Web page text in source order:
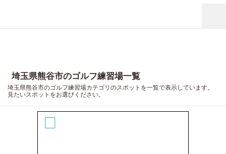
埼玉県熊谷市のゴルフ練習場一覧
埼玉県熊谷市のゴルフ練習場カテゴリのスポットを一覧で表示しています。
見たいスポットをお選びください。
4